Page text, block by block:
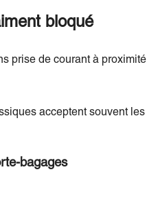
bloqué
prise de courant à
acceptent souvent
bagages